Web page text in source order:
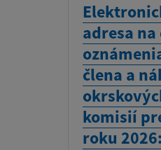
adresa
člena a
komisií
roku 2026: